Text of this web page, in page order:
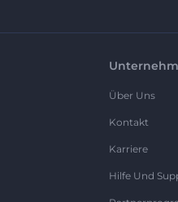
Über Uns
Kontakt
Karriere
Hilfe Und